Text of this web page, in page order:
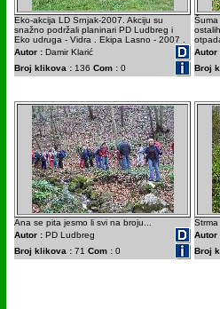
Eko-akcija LD Srnjak-2007. Akciju su
snažno podržali planinari PD Ludbreg i
Eko udruga - Vidra . Ekipa Lasno - 2007 .
Autor : Damir Klarić
Broj klikova : 136 Com : 0
Autor
Broj
Ana se pita jesmo li svi na broju...
Autor : PD Ludbreg
Broj klikova : 71 Com : 0
Autor
Broj